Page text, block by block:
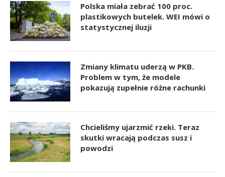
Polska miała zebrać 100 proc.
plastikowych butelek. WEI mówi o
statystycznej iluzji
Zmiany klimatu uderzą w PKB.
Problem w tym, że modele
pokazują zupełnie różne rachunki
Chcieliśmy ujarzmić rzeki. Teraz
skutki wracają podczas susz i
powodzi